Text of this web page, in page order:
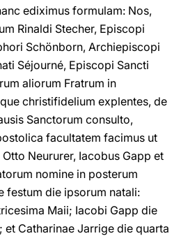
ediximus formulam: Nos,
Rinaldi Stecher, Episcopi
Schönborn, Archiepiscopi
Séjourné, Episcopi Sancti
aliorum Fratrum in
christifidelium explentes, de
Sanctorum consulto,
facultatem facimus ut
Neururer, Iacobus Gapp et
nomine in posterum
festum die ipsorum natali:
Maii; Iacobi Gapp die
et Catharinae Jarrige die quarta